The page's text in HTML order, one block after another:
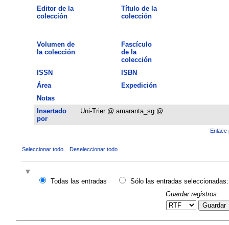
Editor de la
colección
Título de la
colección
Volumen de
la colección
Fascículo
de la
colección
ISSN
ISBN
Área
Expedición
Notas
Insertado
por
Uni-Trier @ amaranta_sg @
Enlace
Seleccionar todo Deseleccionar todo
Todas las entradas
Sólo las entradas seleccionadas:
Guardar registros:
Guardar